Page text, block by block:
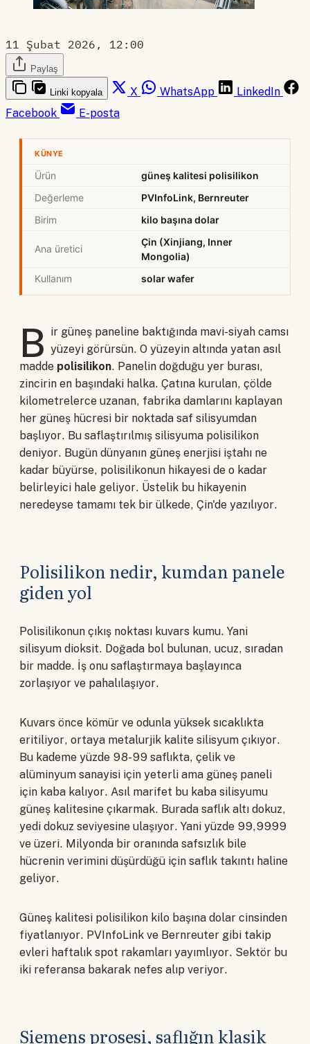
11 Şubat 2026, 12:00
Paylaş
Linki kopyala X WhatsApp
LinkedIn
Facebook
E-posta
KÜNYE
Ürün
güneş kalitesi polisilikon
Değerleme
PVInfoLink, Bernreuter
Birim
kilo başına dolar
Ana üretici
Çin (Xinjiang, Inner
Mongolia)
Kullanım
solar wafer
B ir güneş paneline baktığında mavi-siyah camsı
yüzeyi görürsün. O yüzeyin altında yatan asıl
madde polisilikon. Panelin doğduğu yer burası,
zincirin en başındaki halka. Çatına kurulan, çölde
kilometrelerce uzanan, fabrika damlarını kaplayan
her güneş hücresi bir noktada saf silisyumdan
başlıyor. Bu saflaştırılmış silisyuma polisilikon
deniyor. Bugün dünyanın güneş enerjisi iştahı ne
kadar büyürse, polisilikonun hikayesi de o kadar
belirleyici hale geliyor. Üstelik bu hikayenin
neredeyse tamamı tek bir ülkede, Çin'de yazılıyor.
Polisilikon nedir, kumdan panele
giden yol
Polisilikonun çıkış noktası kuvars kumu. Yani
silisyum dioksit. Doğada bol bulunan, ucuz, sıradan
bir madde. İş onu saflaştırmaya başlayınca
zorlaşıyor ve pahalılaşıyor.
Kuvars önce kömür ve odunla yüksek sıcaklıkta
eritiliyor, ortaya metalurjik kalite silisyum çıkıyor.
Bu kademe yüzde 98-99 saflıkta, çelik ve
alüminyum sanayisi için yeterli ama güneş paneli
için kaba kalıyor. Asıl marifet bu kaba silisyumu
güneş kalitesine çıkarmak. Burada saflık altı dokuz,
yedi dokuz seviyesine ulaşıyor. Yani yüzde 99,9999
ve üzeri. Milyonda bir oranında safsızlık bile
hücrenin verimini düşürdüğü için saflık takıntı haline
geliyor.
Güneş kalitesi polisilikon kilo başına dolar cinsinden
fiyatlanıyor. PVInfoLink ve Bernreuter gibi takip
evleri haftalık spot rakamları yayımlıyor. Sektör bu
iki referansa bakarak nefes alıp veriyor.
Siemens prosesi, saflığın klasik